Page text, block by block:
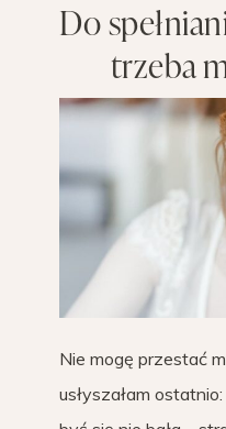
Do
trzeba
Nie mogę przestać
usłyszałam